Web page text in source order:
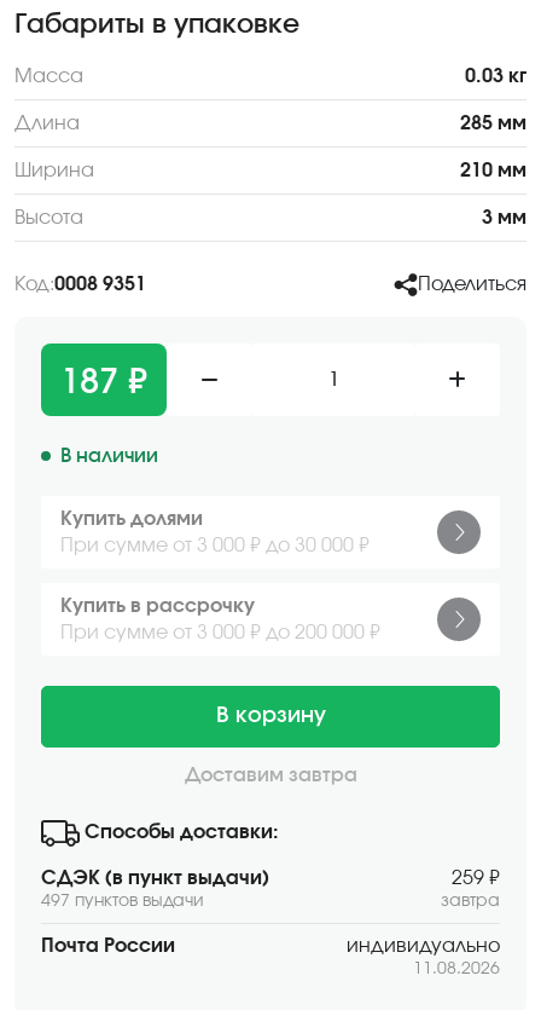
Габариты в упаковке
Масса 0.03 кг
Длина 285 мм
Ширина 210 мм
Высота 3 мм
Код:0008 9351 Поделиться
187 ₽
В наличии
Купить долями
При сумме от 3 000 ₽ до 30 000 ₽
Купить в рассрочку
При сумме от 3 000 ₽ до 200 000 ₽
В корзину
Доставим завтра
Способы доставки:
СДЭК (в пункт выдачи)
497 пунктов выдачи
259 ₽
завтра
Почта России индивидуально
11.08.2026